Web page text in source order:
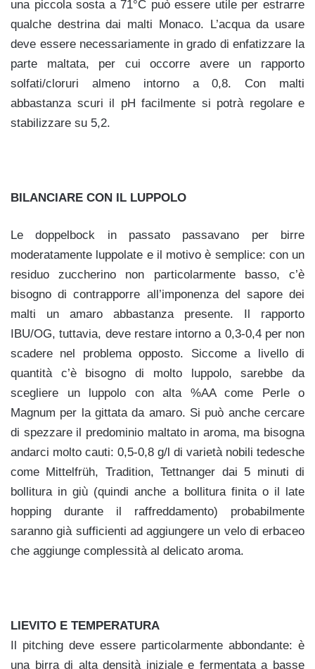
una piccola sosta a 71°C può essere utile per estrarre
qualche destrina dai malti Monaco. L’acqua da usare
deve essere necessariamente in grado di enfatizzare la
parte maltata, per cui occorre avere un rapporto
solfati/cloruri almeno intorno a 0,8. Con malti
abbastanza scuri il pH facilmente si potrà regolare e
stabilizzare su 5,2.
BILANCIARE CON IL LUPPOLO
Le doppelbock in passato passavano per birre
moderatamente luppolate e il motivo è semplice: con un
residuo zuccherino non particolarmente basso, c’è
bisogno di contrapporre all’imponenza del sapore dei
malti un amaro abbastanza presente. Il rapporto
IBU/OG, tuttavia, deve restare intorno a 0,3-0,4 per non
scadere nel problema opposto. Siccome a livello di
quantità c’è bisogno di molto luppolo, sarebbe da
scegliere un luppolo con alta %AA come Perle o
Magnum per la gittata da amaro. Si può anche cercare
di spezzare il predominio maltato in aroma, ma bisogna
andarci molto cauti: 0,5-0,8 g/l di varietà nobili tedesche
come Mittelfrüh, Tradition, Tettnanger dai 5 minuti di
bollitura in giù (quindi anche a bollitura finita o il late
hopping durante il raffreddamento) probabilmente
saranno già sufficienti ad aggiungere un velo di erbaceo
che aggiunge complessità al delicato aroma.
LIEVITO E TEMPERATURA
Il pitching deve essere particolarmente abbondante: è
una birra di alta densità iniziale e fermentata a basse